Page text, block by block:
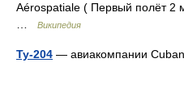
Aérospatiale ( Первый полёт 2
Википедия
Ту-204 — авиакомпании